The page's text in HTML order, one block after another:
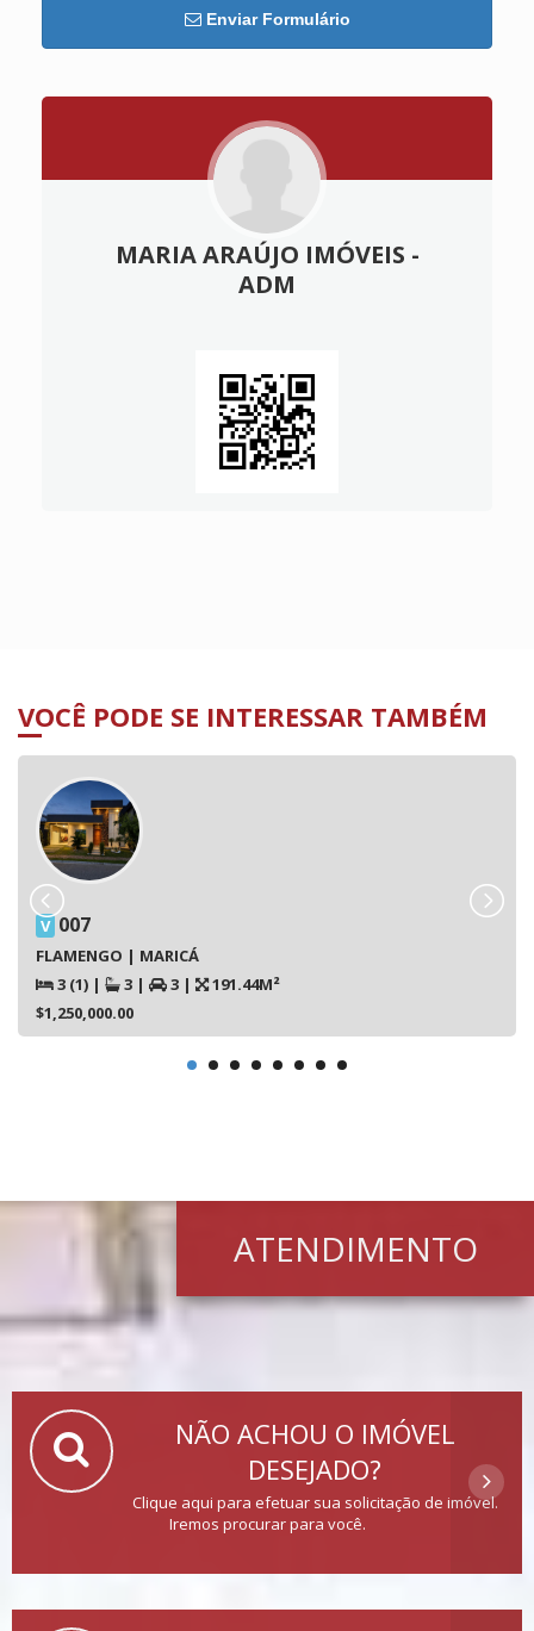
Enviar Formulário
MARIA ARAÚJO IMÓVEIS -
ADM
VOCÊ PODE SE INTERESSAR TAMBÉM
V 007
FLAMENGO | MARICÁ
3 (1) | 3 | 3 |
191.44M²
$1,250,000.00
ATENDIMENTO
NÃO ACHOU O IMÓVEL
DESEJADO?
Clique aqui para efetuar sua solicitação de imóvel.
Iremos procurar para você.